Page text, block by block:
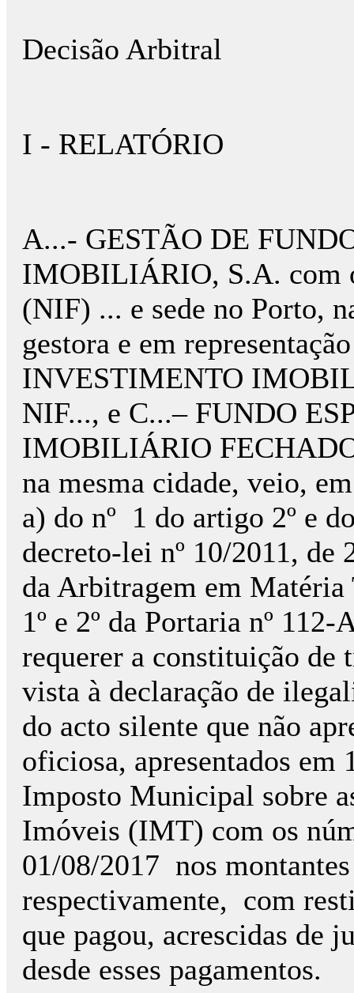
Decisão Arbitral
I - RELATÓRIO
A...- GESTÃO DE
IMOBILIÁRIO, S.A. com
(NIF) ... e sede no Porto,
gestora e em
INVESTIMENTO
NIF..., e C...– FUNDO
IMOBILIÁRIO
na mesma cidade, veio,
a) do nº 1 do artigo 2º e
decreto-lei nº 10/2011, de
da Arbitragem em
1º e 2º da Portaria nº
requerer a constituição
vista à declaração de
do acto silente que não
oficiosa, apresentados em
Imposto Municipal sobre
Imóveis (IMT) com os
01/08/2017 nos
respectivamente, com
que pagou, acrescidas de
desde esses pagamentos.